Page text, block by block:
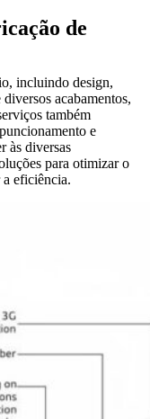
de
incluindo design,
acabamentos,
também
e
às diversas
para otimizar o
eficiência.